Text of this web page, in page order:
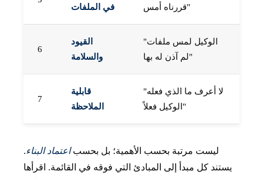
في الملفات
قررناه أمس"
6
القيود
والسلامة
"الوكيل لمس ملفات
لم آذن له بها"
7
قابلية
الملاحظة
"لا أعرف ما الذي فعله
الوكيل فعلاً"
ليست مرتبة بحسب الأهمية؛ بل بحسباعتماد البناء.
يستند كل مبدأ إلى المبادئ التي فوقه في القائمة. اقرأها